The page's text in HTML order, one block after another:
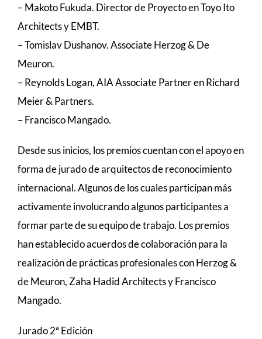
– Makoto Fukuda. Director de Proyecto en Toyo Ito
Architects y EMBT.
– Tomislav Dushanov. Associate Herzog & De
Meuron.
– Reynolds Logan, AIA Associate Partner en Richard
Meier & Partners.
– Francisco Mangado.
Desde sus inicios, los premios cuentan con el apoyo en
forma de jurado de arquitectos de reconocimiento
internacional. Algunos de los cuales participan más
activamente involucrando algunos participantes a
formar parte de su equipo de trabajo. Los premios
han establecido acuerdos de colaboración para la
realización de prácticas profesionales con Herzog &
de Meuron, Zaha Hadid Architects y Francisco
Mangado.
Jurado 2ª Edición